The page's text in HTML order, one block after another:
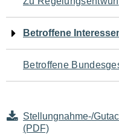
den
Seiteninhalt
Betroffene
Betroffene
Stellungnahme-/
(PDF)